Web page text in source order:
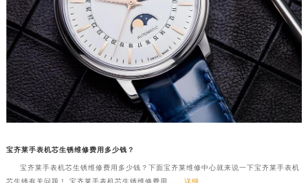
宝齐莱手表机芯生锈维修费用多少钱？
宝齐莱手表机芯生锈维修费用多少钱？下面宝齐莱维修中心就来说一下宝齐莱手表机